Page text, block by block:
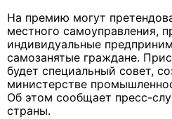
На премию могут
местного самоуправления,
индивидуальные
самозанятые граждане.
будет специальный совет,
министерстве
Об этом сообщает пресс-
страны.